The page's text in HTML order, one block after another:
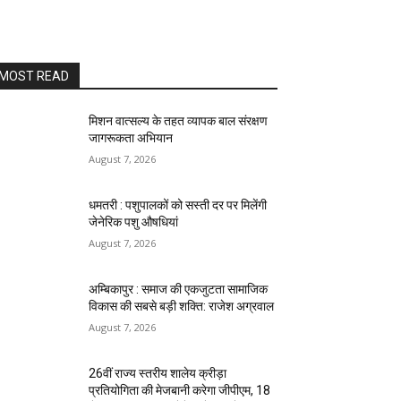
READ
मिशन वात्सल्य के तहत व्यापक बाल संरक्षण
जागरूकता अभियान
August 7, 2026
धमतरी : पशुपालकों को सस्ती दर पर मिलेंगी
जेनेरिक पशु औषधियां
August 7, 2026
अम्बिकापुर : समाज की एकजुटता सामाजिक
विकास की सबसे बड़ी शक्ति: राजेश अग्रवाल
August 7, 2026
26वीं राज्य स्तरीय शालेय क्रीड़ा
प्रतियोगिता की मेजबानी करेगा जीपीएम, 18